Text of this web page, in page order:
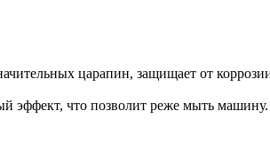
царапин, защищает от
эффект, что позволит реже мыть машину.